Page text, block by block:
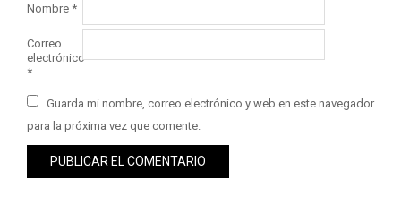
Nombre *
Correo
electrónico
*
Guarda mi nombre, correo electrónico y web en este navegador
para la próxima vez que comente.